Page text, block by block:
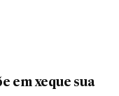
em xeque sua